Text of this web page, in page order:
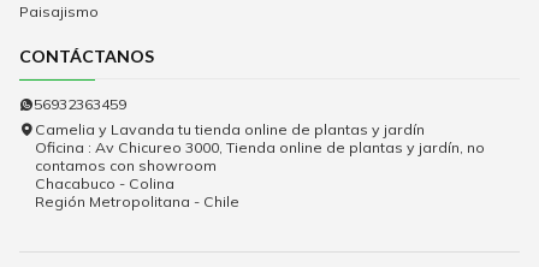
Paisajismo
CONTÁCTANOS
56932363459
Camelia y Lavanda tu tienda online de plantas y jardín
Oficina : Av Chicureo 3000, Tienda online de plantas y jardín, no
contamos con showroom
Chacabuco - Colina
Región Metropolitana - Chile